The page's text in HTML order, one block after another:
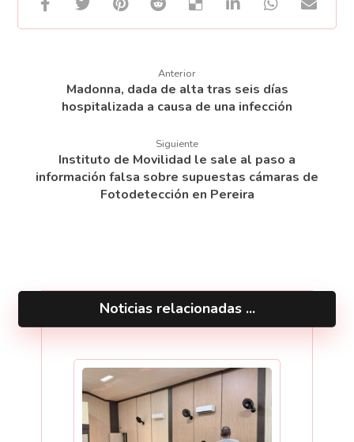
Anterior
Madonna, dada de alta tras seis días
hospitalizada a causa de una infección
Siguiente
Instituto de Movilidad le sale al paso a
información falsa sobre supuestas cámaras de
Fotodetección en Pereira
Noticias relacionadas ...